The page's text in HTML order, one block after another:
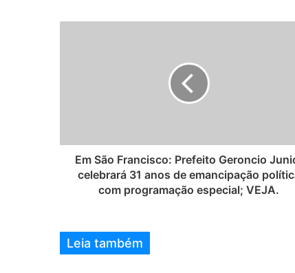
s
Em São Francisco: Prefeito Geroncio
celebrará 31 anos de emancipação
com programação especial; VEJA.
Leia também